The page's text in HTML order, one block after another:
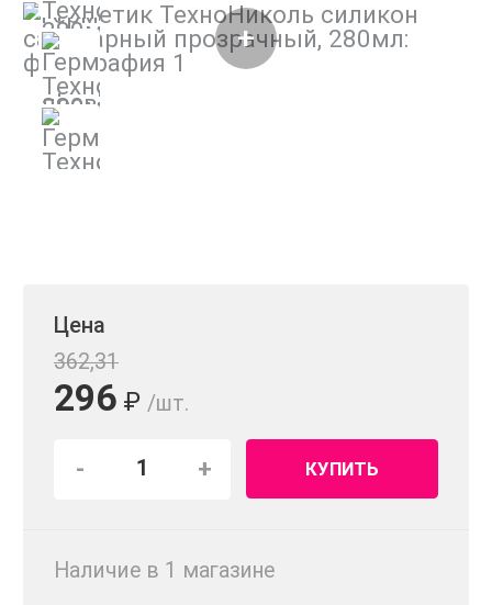
Цена
362,31
296 ₽ /шт.
- + КУПИТЬ
Наличие в 1 магазинe